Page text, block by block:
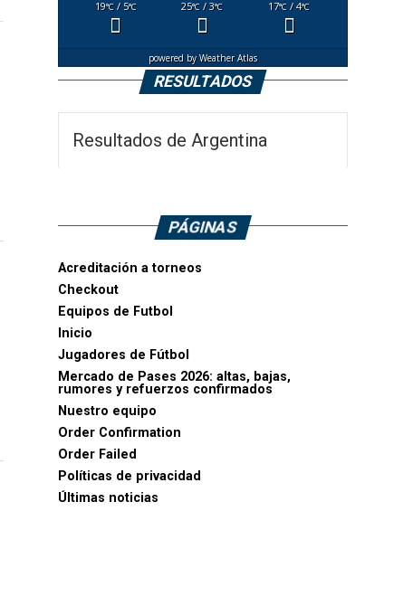
19°C/ 5°C 25°C / 3°C 17°C / 4°C
powered byWeather Atlas
RESULTADOS
Resultados de Argentina
PÁGINAS
Acreditación a torneos
Checkout
Equipos de Futbol
Inicio
Jugadores de Fútbol
Mercado de Pases 2026: altas, bajas,
rumores y refuerzos confirmados
Nuestro equipo
Order Confirmation
Order Failed
Políticas de privacidad
Últimas noticias